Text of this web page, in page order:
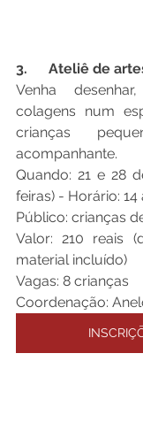
3.      Ateliê de
Venha
colagens num
crianças
acompanhante.
Quando: 21 e 28
feiras) - Horário: 14
Público: crianças
Valor: 210 reais
material incluído)
Vagas: 8 crianças
Coordenação: